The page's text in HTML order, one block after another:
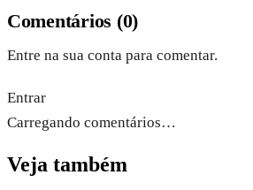
Comentários (0)
Entre na sua conta para comentar.
Entrar
Carregando comentários…
Veja também